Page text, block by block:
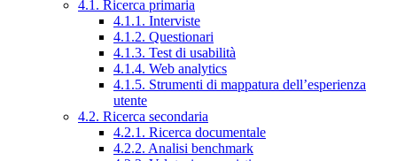
4.1. Ricerca primaria
4.1.1. Interviste
4.1.2. Questionari
4.1.3. Test di usabilità
4.1.4. Web analytics
4.1.5. Strumenti di mappatura dell’esperienza
utente
4.2. Ricerca secondaria
4.2.1. Ricerca documentale
4.2.2. Analisi benchmark